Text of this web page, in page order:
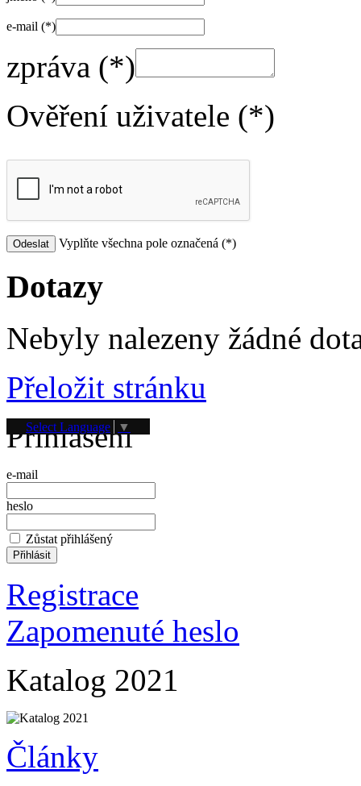
e-mail (*)
zpráva (*)
Ověření uživatele (*)
Vyplňte všechna pole označená (*)
Dotazy
Nebyly nalezeny žádné
Přeložit stránku
Select Language ▼
Přihlášení
e-mail
heslo
Zůstat přihlášený
Registrace
Zapomenuté heslo
Katalog 2021
Články